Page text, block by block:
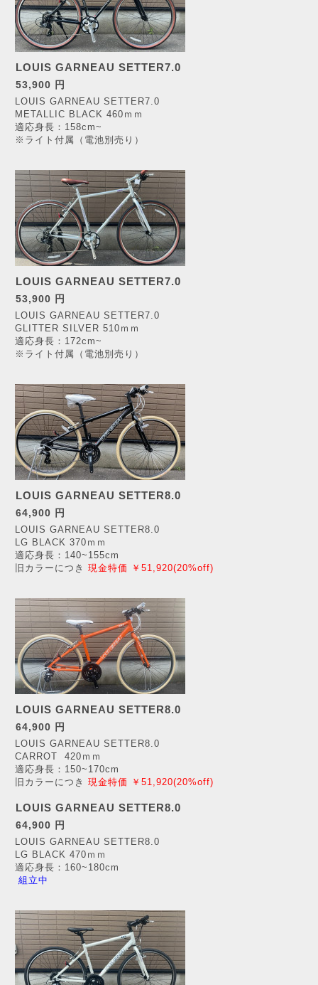
LOUIS GARNEAU SETTER7.0
53,900 円
LOUIS GARNEAU SETTER7.0
METALLIC BLACK 460ｍｍ
適応身長：158cm~
※ライト付属（電池別売り）
LOUIS GARNEAU SETTER7.0
53,900 円
LOUIS GARNEAU SETTER7.0
GLITTER SILVER 510ｍｍ
適応身長：172cm~
※ライト付属（電池別売り）
LOUIS GARNEAU SETTER8.0
64,900 円
LOUIS GARNEAU SETTER8.0
LG BLACK 370ｍｍ
適応身長：140~155cm
旧カラーにつき 現金特価 ￥51,920(20%off)
LOUIS GARNEAU SETTER8.0
64,900 円
LOUIS GARNEAU SETT ER8.0
CARROT 420ｍｍ
適応身長：150~170cm
旧カラーにつき 現金特価 ￥51,920(20%off)
LOUIS GARNEAU SETTER8.0
64,900 円
LOUIS GARNEAU SETTER8.0
LG BLACK 470ｍｍ
適応身長：160~180cm
組立中